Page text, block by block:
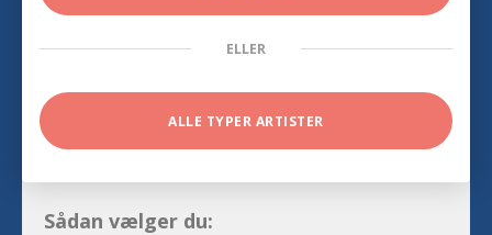
ELLER
ALLE TYPER ARTISTER
Sådan vælger du: